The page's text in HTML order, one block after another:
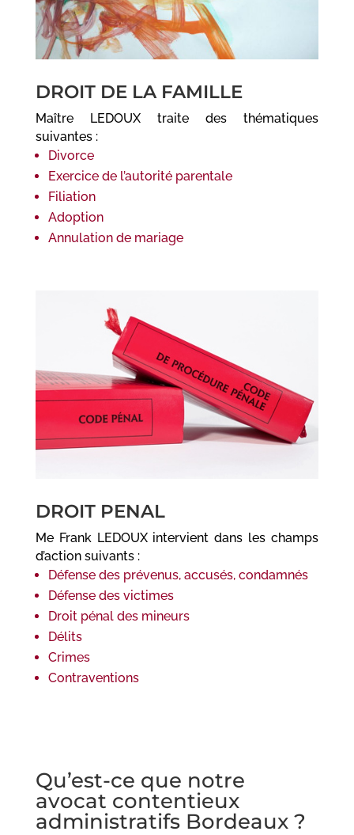
DROIT DE LA FAMILLE
Maître LEDOUX traite des thématiques
suivantes :
Divorce
Exercice de l’autorité parentale
Filiation
Adoption
Annulation de mariage
DROIT PENAL
Me Frank LEDOUX intervient dans les champs
d’action suivants :
Défense des prévenus, accusés, condamnés
Défense des victimes
Droit pénal des mineurs
Délits
Crimes
Contraventions
Qu’est-ce que notre
avocat contentieux
administratifs Bordeaux ?